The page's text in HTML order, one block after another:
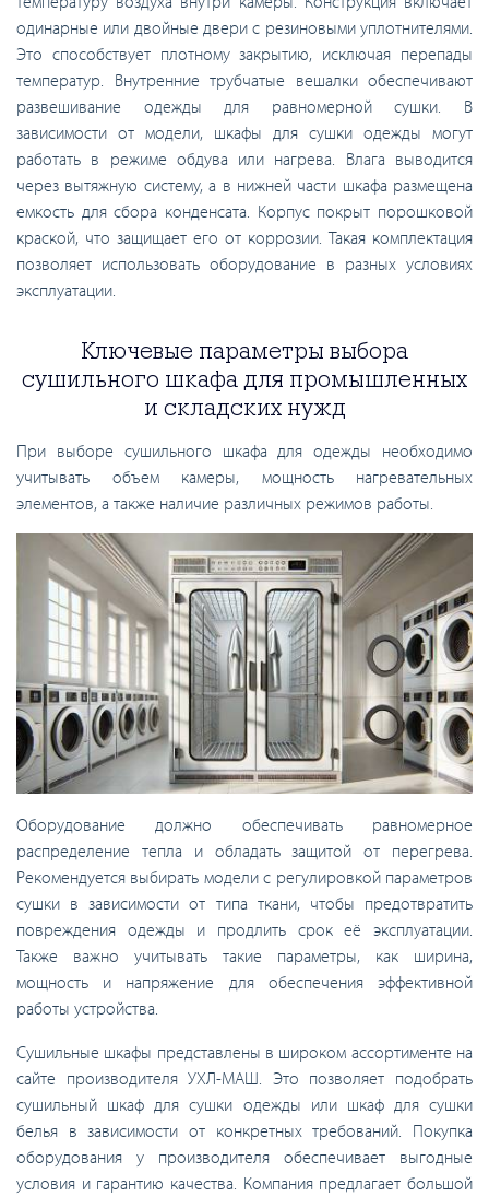
одинарные или двойные двери с резиновыми уплотнителями.
Это способствует плотному закрытию, исключая перепады
температур. Внутренние трубчатые вешалки обеспечивают
развешивание одежды для равномерной сушки. В
зависимости от модели, шкафы для сушки одежды могут
работать в режиме обдува или нагрева. Влага выводится
через вытяжную систему, а в нижней части шкафа размещена
емкость для сбора конденсата. Корпус покрыт порошковой
краской, что защищает его от коррозии. Такая комплектация
позволяет использовать оборудование в разных условиях
эксплуатации.
Ключевые параметры выбора
сушильного шкафа для промышленных
и складских нужд
При выборе сушильного шкафа для одежды необходимо
учитывать объем камеры, мощность нагревательных
элементов, а также наличие различных режимов работы.
Оборудование должно обеспечивать равномерное
распределение тепла и обладать защитой от перегрева.
Рекомендуется выбирать модели с регулировкой параметров
сушки в зависимости от типа ткани, чтобы предотвратить
повреждения одежды и продлить срок её эксплуатации.
Также важно учитывать такие параметры, как ширина,
мощность и напряжение для обеспечения эффективной
работы устройства.
Сушильные шкафы представлены в широком ассортименте на
сайте производителя УХЛ-МАШ. Это позволяет подобрать
сушильный шкаф для сушки одежды или шкаф для сушки
белья в зависимости от конкретных требований. Покупка
оборудования у производителя обеспечивает выгодные
условия и гарантию качества. Компания предлагает большой